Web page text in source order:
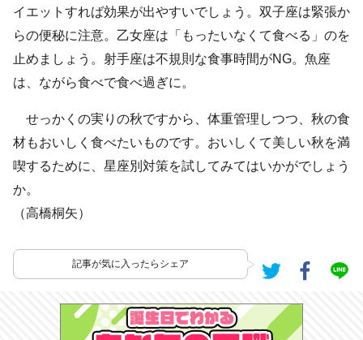
イエットすれば効果が出やすいでしょう。双子座は緊張か
らの便秘に注意。乙女座は「もったいなくて食べる」のを
止めましょう。射手座は不規則な食事時間がNG。魚座
は、ながら食べで食べ過ぎに。
せっかくの実りの秋ですから、体重管理しつつ、秋の食
材もおいしく食べたいものです。おいしくて美しい秋を満
喫するために、星座別対策を試してみてはいかがでしょう
か。
（高橋桐矢）
記事が気に入ったらシェア